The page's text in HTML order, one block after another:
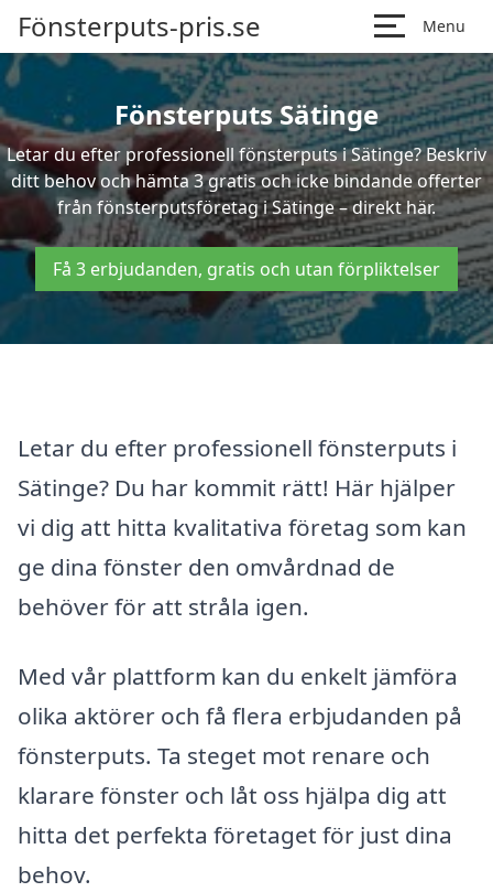
Fönsterputs-pris.se Menu
Fönsterputs Sätinge
Letar du efter professionell fönsterputs i Sätinge? Beskriv
ditt behov och hämta 3 gratis och icke bindande offerter
från fönsterputsföretag i Sätinge – direkt här.
Få 3 erbjudanden, gratis och utan förpliktelser
Letar du efter professionell fönsterputs i
Sätinge? Du har kommit rätt! Här hjälper
vi dig att hitta kvalitativa företag som kan
ge dina fönster den omvårdnad de
behöver för att stråla igen.
Med vår plattform kan du enkelt jämföra
olika aktörer och få flera erbjudanden på
fönsterputs. Ta steget mot renare och
klarare fönster och låt oss hjälpa dig att
hitta det perfekta företaget för just dina
behov.